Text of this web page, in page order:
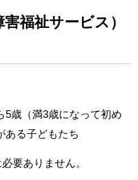
福祉サービス）
5歳（満3歳になって初め
ある子どもたち
要ありません。